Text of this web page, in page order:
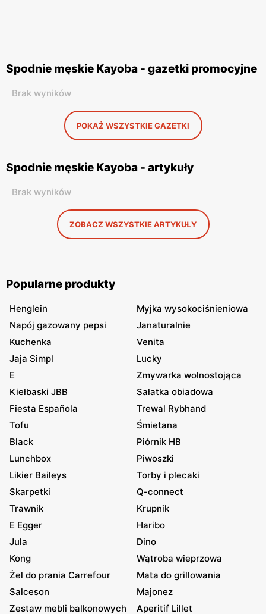
Spodnie męskie Kayoba - gazetki promocyjne
Brak wyników
POKAŻ WSZYSTKIE GAZETKI
Spodnie męskie Kayoba - artykuły
Brak wyników
ZOBACZ WSZYSTKIE ARTYKUŁY
Popularne produkty
Henglein
Myjka wysokociśnieniowa
Napój gazowany pepsi
Janaturalnie
Kuchenka
Venita
Jaja Simpl
Lucky
E
Zmywarka wolnostojąca
Kiełbaski JBB
Sałatka obiadowa
Fiesta Española
Trewal Rybhand
Tofu
Śmietana
Black
Piórnik HB
Lunchbox
Piwoszki
Likier Baileys
Torby i plecaki
Skarpetki
Q-connect
Trawnik
Krupnik
E Egger
Haribo
Jula
Dino
Kong
Wątroba wieprzowa
Żel do prania Carrefour
Mata do grillowania
Salceson
Majonez
Zestaw mebli balkonowych
Aperitif Lillet